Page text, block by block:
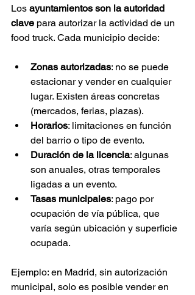
Los ayuntamientos son la autoridad
clave para autorizar la actividad de un
food truck. Cada municipio decide:
Zonas autorizadas: no se puede
estacionar y vender en cualquier
lugar. Existen áreas concretas
(mercados, ferias, plazas).
Horarios: limitaciones en función
del barrio o tipo de evento.
Duración de la licencia: algunas
son anuales, otras temporales
ligadas a un evento.
Tasas municipales: pago por
ocupación de vía pública, que
varía según ubicación y superficie
ocupada.
Ejemplo: en Madrid, sin autorización
municipal, solo es posible vender en